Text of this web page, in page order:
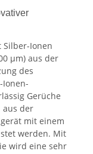
Ionen
μm) aus der
des
Ionen-
Gerüche
aus der
mit einem
werden. Mit
wird eine sehr